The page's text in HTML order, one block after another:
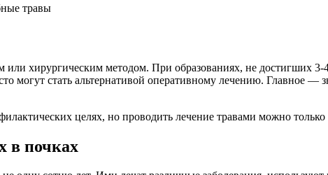
хирургическим методом. При образованиях, не достигших 3-
могут стать альтернативой оперативному лечению. Главное
целях, но проводить лечение травами можно только
в почках